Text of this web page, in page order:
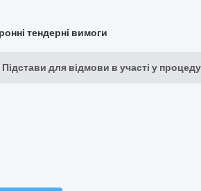
тендерні вимоги
Підстави для відмови в участі у